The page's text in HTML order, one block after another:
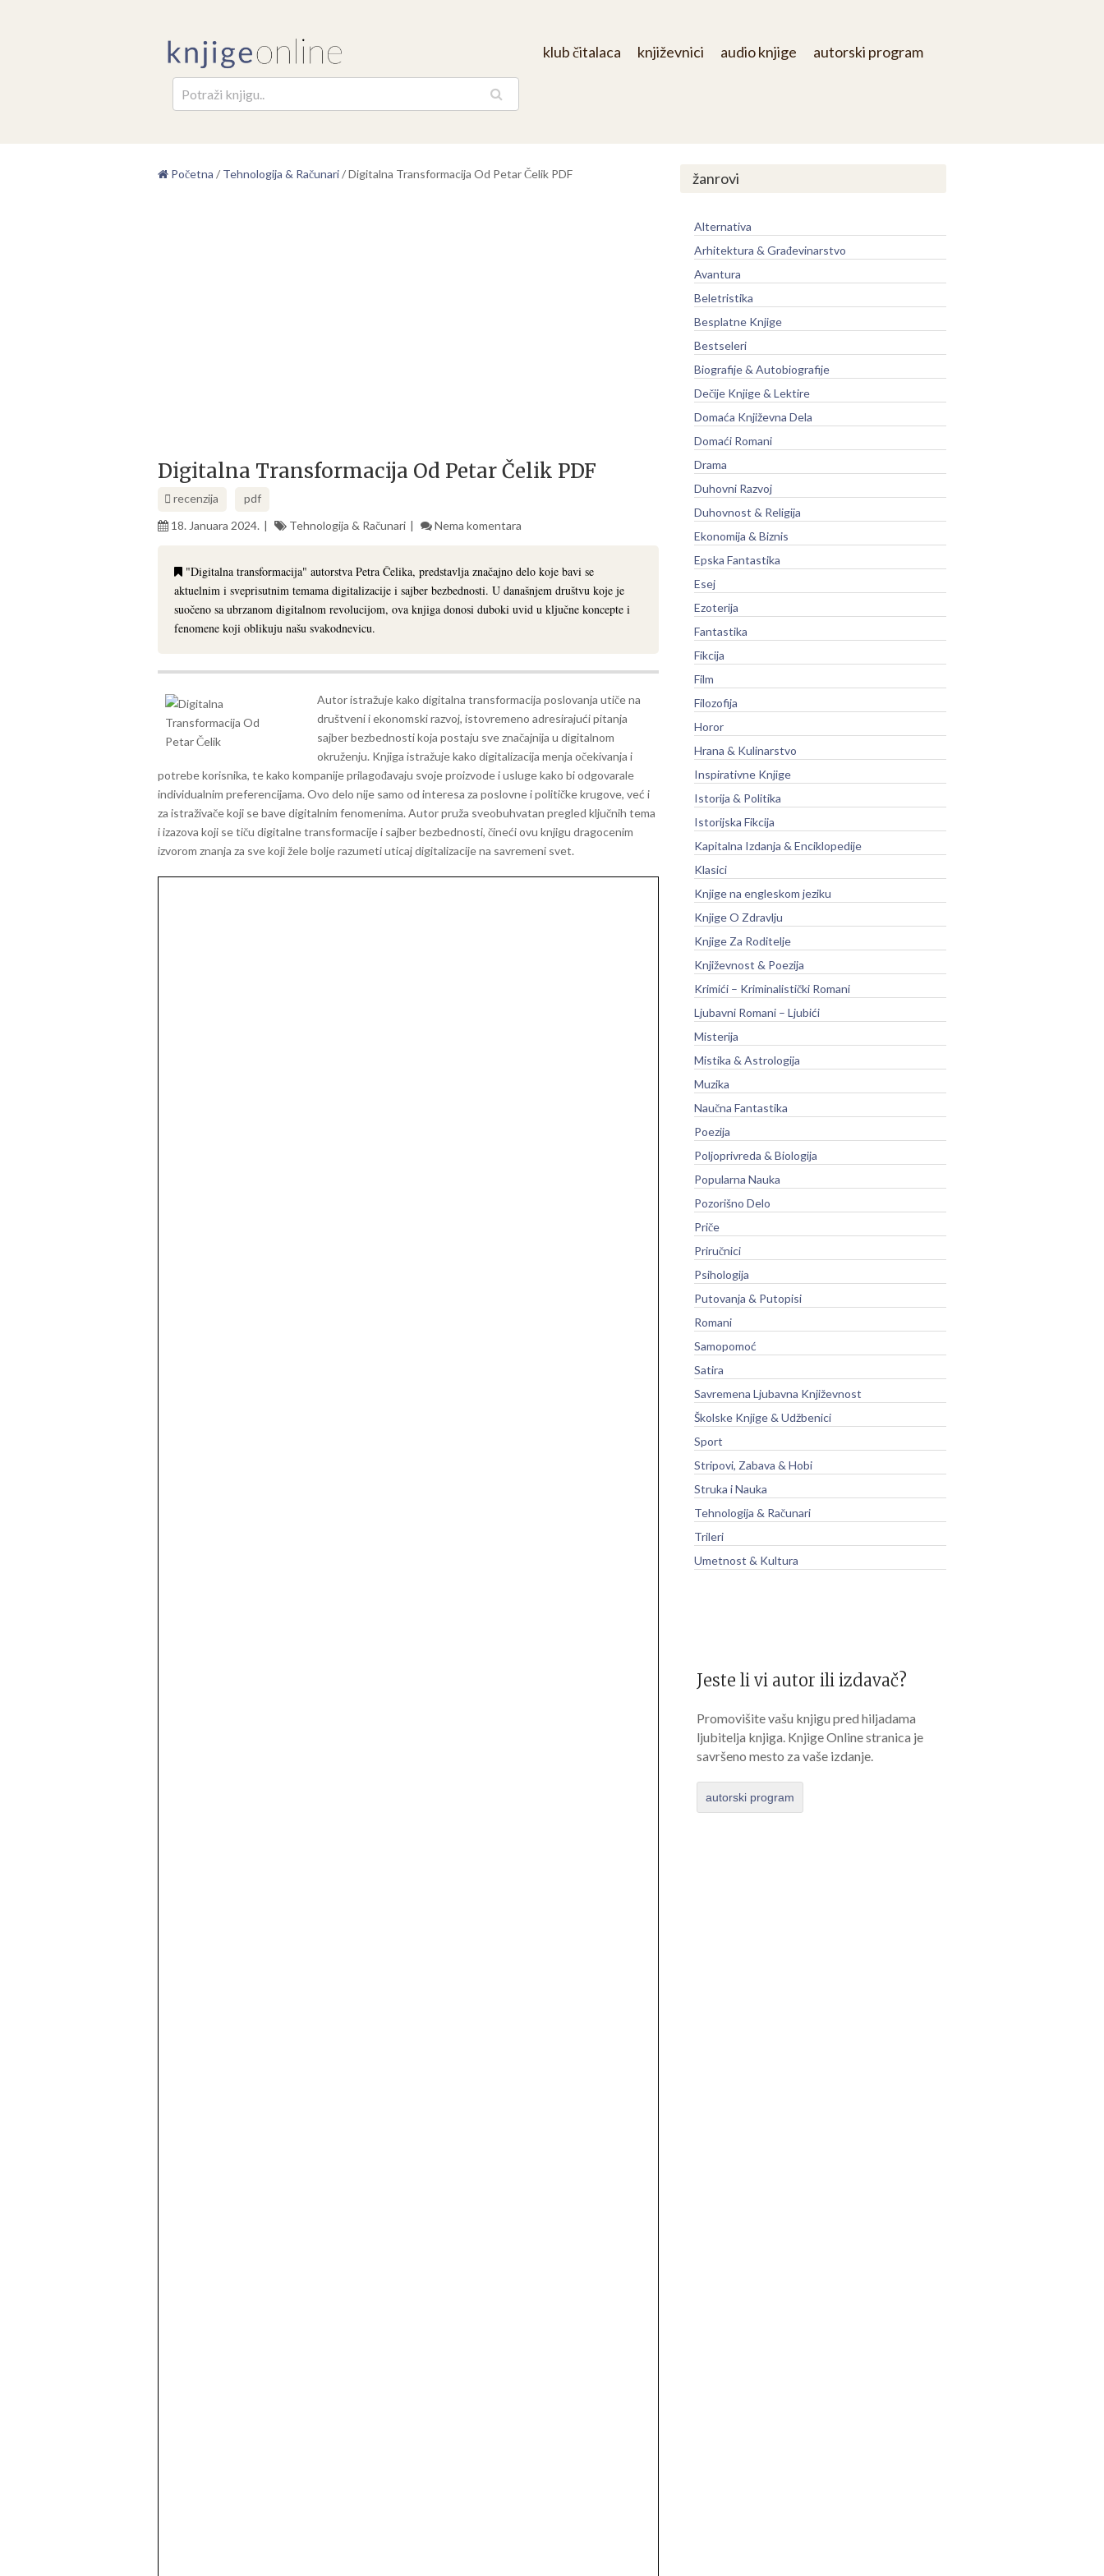
klub čitalaca književnici audio knjige autorski program
Početna / Tehnologija & Računari/Digitalna Transformacija Od Petar Čelik PDF
Digitalna Transformacija Od Petar Čelik PDF
recenzija
pdf
18. Januara 2024.
Tehnologija & Računari Nema komentara
"Digitalna transformacija" autorstva Petra Čelika, predstavlja značajno delo koje bavi se
aktuelnim i sveprisutnim temama digitalizacije i sajber bezbednosti. U današnjem društvu koje je
suočeno sa ubrzanom digitalnom revolucijom, ova knjiga donosi duboki uvid u ključne koncepte i
fenomene koji oblikuju našu svakodnevicu.
Autor istražuje kako digitalna transformacija poslovanja utiče na
društveni i ekonomski razvoj, istovremeno adresirajući pitanja
sajber bezbednosti koja postaju sve značajnija u digitalnom
okruženju. Knjiga istražuje kako digitalizacija menja očekivanja i
potrebe korisnika, te kako kompanije prilagođavaju svoje proizvode i usluge kako bi odgovarale
individualnim preferencijama. Ovo delo nije samo od interesa za poslovne i političke krugove, već i
za istraživače koji se bave digitalnim fenomenima. Autor pruža sveobuhvatan pregled ključnih tema
i izazova koji se tiču digitalne transformacije i sajber bezbednosti, čineći ovu knjigu dragocenim
izvorom znanja za sve koji žele bolje razumeti uticaj digitalizacije na savremeni svet.
žanrovi
Alternativa
Arhitektura & Građevinarstvo
Avantura
Beletristika
Besplatne Knjige
Bestseleri
Biografije & Autobiografije
Dečije Knjige & Lektire
Domaća Književna Dela
Domaći Romani
Drama
Duhovni Razvoj
Duhovnost & Religija
Ekonomija & Biznis
Epska Fantastika
Esej
Ezoterija
Fantastika
Fikcija
Film
Filozofija
Horor
Hrana & Kulinarstvo
Inspirativne Knjige
Istorija & Politika
Istorijska Fikcija
Kapitalna Izdanja & Enciklopedije
Klasici
Knjige na engleskom jeziku
Knjige O Zdravlju
Knjige Za Roditelje
Književnost & Poezija
Krimići – Kriminalistički Romani
Ljubavni Romani – Ljubići
Misterija
Mistika & Astrologija
Muzika
Naučna Fantastika
Poezija
Poljoprivreda & Biologija
Popularna Nauka
Pozorišno Delo
Priče
Priručnici
Psihologija
Putovanja & Putopisi
Romani
Samopomoć
Satira
Savremena Ljubavna Književnost
Školske Knjige & Udžbenici
Sport
Stripovi, Zabava & Hobi
Struka i Nauka
Tehnologija & Računari
Trileri
Umetnost & Kultura
Jeste li vi autor ili izdavač?
Promovišite vašu knjigu pred hiljadama
ljubitelja knjiga. Knjige Online stranica je
savršeno mesto za vaše izdanje.
autorski program